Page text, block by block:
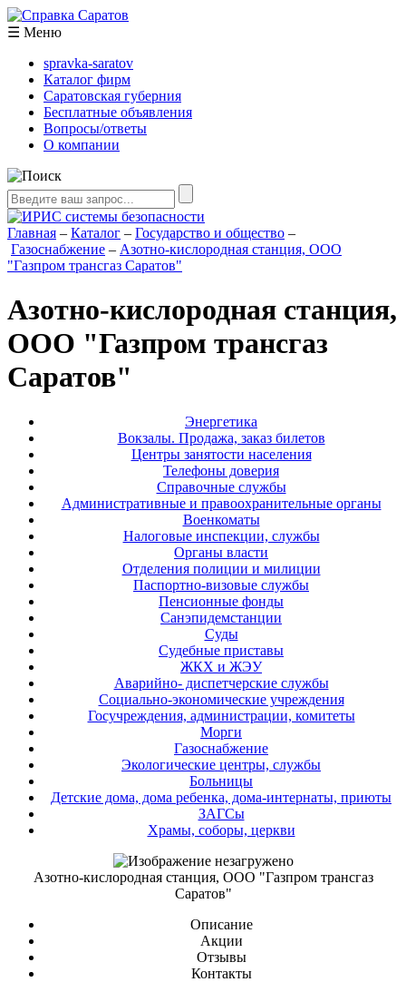
☰ Меню
spravka-saratov
Каталог фирм
Саратовская губерния
Бесплатные объявления
Вопросы/ответы
О компании
Главная – Каталог – Государство и общество –
Газоснабжение – Азотно-кислородная станция, ООО
"Газпром трансгаз Саратов"
Азотно-кислородная станция,
ООО "Газпром трансгаз
Саратов"
Энергетика
Вокзалы. Продажа, заказ билетов
Центры занятости населения
Телефоны доверия
Справочные службы
Административные и правоохранительные органы
Военкоматы
Налоговые инспекции, службы
Органы власти
Отделения полиции и милиции
Паспортно-визовые службы
Пенсионные фонды
Санэпидемстанции
Суды
Судебные приставы
ЖКХ и ЖЭУ
Аварийно- диспетчерские службы
Социально-экономические учреждения
Госучреждения, администрации, комитеты
Морги
Газоснабжение
Экологические центры, службы
Больницы
Детские дома, дома ребенка, дома-интернаты, приюты
ЗАГСы
Храмы, соборы, церкви
Азотно-кислородная станция, ООО "Газпром трансгаз
Саратов"
Описание
Акции
Отзывы
Контакты